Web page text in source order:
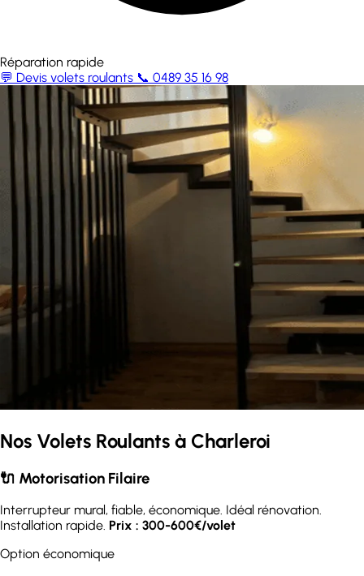
Réparation rapide
💬 Devis volets roulants 📞 0489 35 16 98
Nos Volets Roulants à Charleroi
🔌 Motorisation Filaire
Interrupteur mural, fiable, économique. Idéal rénovation.
Installation rapide. Prix : 300-600€/volet
Option économique